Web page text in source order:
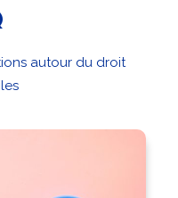
autour du droit